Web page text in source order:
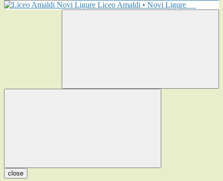
Liceo Amaldi • Novi Ligure
close